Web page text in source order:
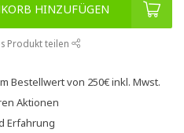
HINZUFÜGEN
Produkt teilen
Bestellwert von 250€inkl. Mwst.
Aktionen
Erfahrung